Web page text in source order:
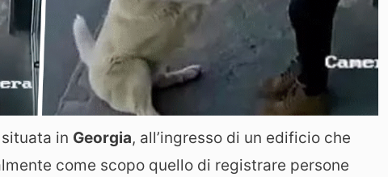
in Georgia, all’ingresso di un edificio che
come scopo quello di registrare persone